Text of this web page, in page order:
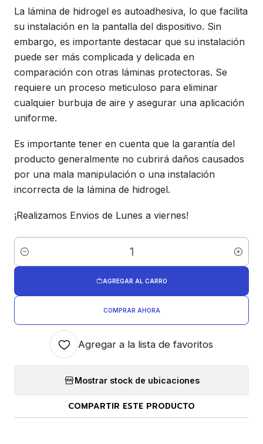
La lámina de hidrogel es autoadhesiva, lo que facilita
su instalación en la pantalla del dispositivo. Sin
embargo, es importante destacar que su instalación
puede ser más complicada y delicada en
comparación con otras láminas protectoras. Se
requiere un proceso meticuloso para eliminar
cualquier burbuja de aire y asegurar una aplicación
uniforme.
Es importante tener en cuenta que la garantía del
producto generalmente no cubrirá daños causados
por una mala manipulación o una instalación
incorrecta de la lámina de hidrogel.
¡Realizamos Envios de Lunes a viernes!
Cantidad
AGREGAR AL CARRO
COMPRAR AHORA
Agregar a la lista de favoritos
Mostrar stock de ubicaciones
COMPARTIR ESTE PRODUCTO